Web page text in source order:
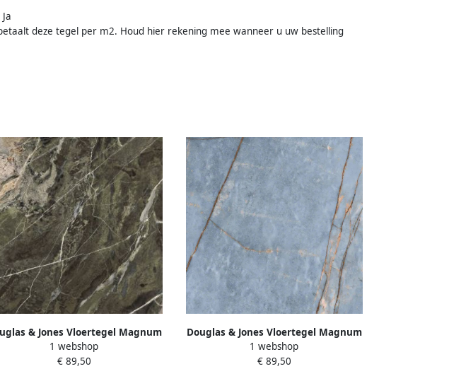
deze tegel per m2. Houd hier rekening mee wanneer u uw bestelling
& Jones Vloertegel Magnum
cm Marmerlook Gerectificeerd
6 mm Mat Emerald
1 webshop
€ 89,50
Douglas & Jones Vloertegel Magnum
120x120 cm Marmerlook Gerectificeerd
6 mm Mat Azure
1 webshop
€ 89,50